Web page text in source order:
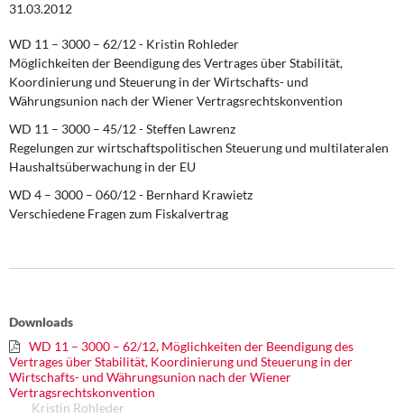
Öffentliche Infrastruktur und Daseinsvorsorge
DIE LINKE
Weitere Themen
Rosa-Luxemburg-Stiftung
Über mich
31.03.2012
WD 11 – 3000 – 62/12- Kristin Rohleder
Möglichkeiten der Beendigung des Vertrages über Stabilität,
Koordinierung und Steuerung in der Wirtschafts- und
Währungsunion nach der Wiener Vertragsrechtskonvention
WD 11 – 3000 – 45/12- Steffen Lawrenz
Regelungen zur wirtschaftspolitischen Steuerung und multilateralen
Haushaltsüberwachung in der EU
WD 4 – 3000 – 060/12- Bernhard Krawietz
Verschiedene Fragen zum Fiskalvertrag
Downloads
WD 11 – 3000 – 62/12, Möglichkeiten der Beendigung des
Vertrages über Stabilität, Koordinierung und Steuerung in der
Wirtschafts- und Währungsunion nach der Wiener
Vertragsrechtskonvention
Kristin Rohleder